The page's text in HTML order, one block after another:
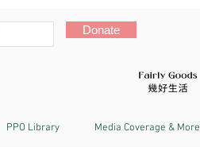
Donate
PPO Library Media Coverage & More